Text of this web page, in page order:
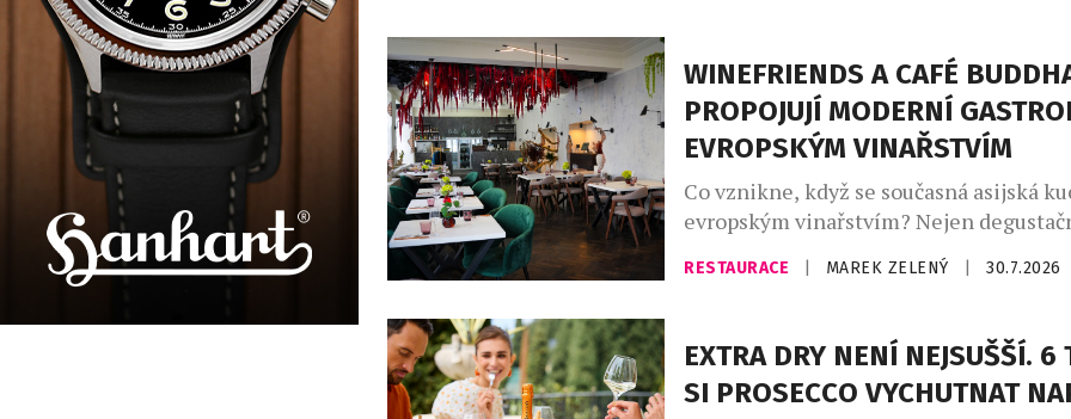
si klade za […]
WINEFRIENDS A CAFÉ
PROPOJUJÍ MODERNÍ
EVROPSKÝM VINAŘSTVÍM
Co vznikne, když se současná asijská
evropským vinařstvím? Nejen
série výjimečných večerů, které zvou
napříč kontinenty, chutěmi i
připravila na podzim 2026 sérii tří
degustačních večerů. Dva z nich se
restauraci PRU58, jeden v […]
RESTAURACE MAREK ZELENÝ 30.7.2026
EXTRA DRY NENÍ NEJSUŠŠÍ. 6
SI PROSECCO VYCHUTNAT